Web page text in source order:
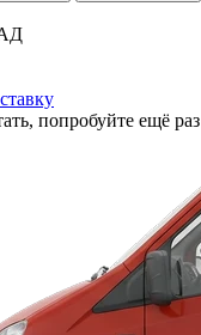
попробуйте ещё раз